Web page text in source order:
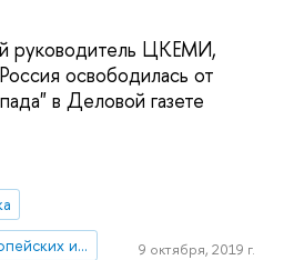
руководитель ЦКЕМИ,
освободилась от
в Деловой газете
Центр комплексных европейских и международных исследований (ЦКЕМИ)
9 октября, 2019 г.